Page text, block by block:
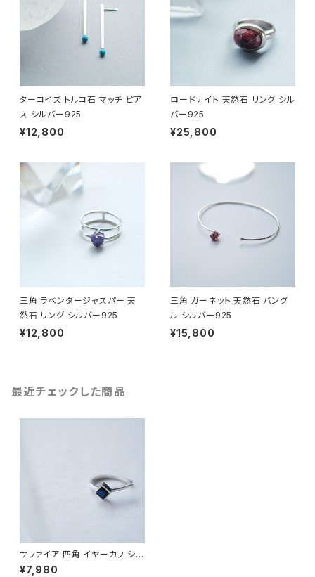
ターコイズ トルコ石 マッチ ピア
ス シルバー925
¥12,800
ロードナイト 天然石 リング シル
バー925
¥25,800
三角 ラベンダージャスパー 天
然石 リング シルバー925
¥12,800
三角 ガーネット 天然石 バング
ル シルバー925
¥15,800
最近チェックした商品
サファイア 四角 イヤーカフ シル
バー925
¥7,980